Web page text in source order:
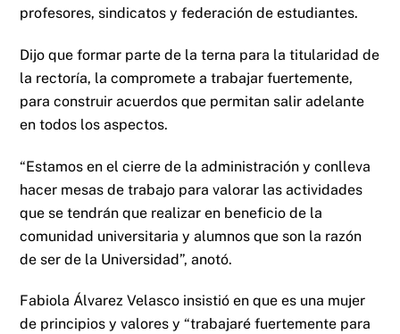
profesores, sindicatos y federación de estudiantes.
Dijo que formar parte de la terna para la titularidad de
la rectoría, la compromete a trabajar fuertemente,
para construir acuerdos que permitan salir adelante
en todos los aspectos.
“Estamos en el cierre de la administración y conlleva
hacer mesas de trabajo para valorar las actividades
que se tendrán que realizar en beneficio de la
comunidad universitaria y alumnos que son la razón
de ser de la Universidad”, anotó.
Fabiola Álvarez Velasco insistió en que es una mujer
de principios y valores y “trabajaré fuertemente para